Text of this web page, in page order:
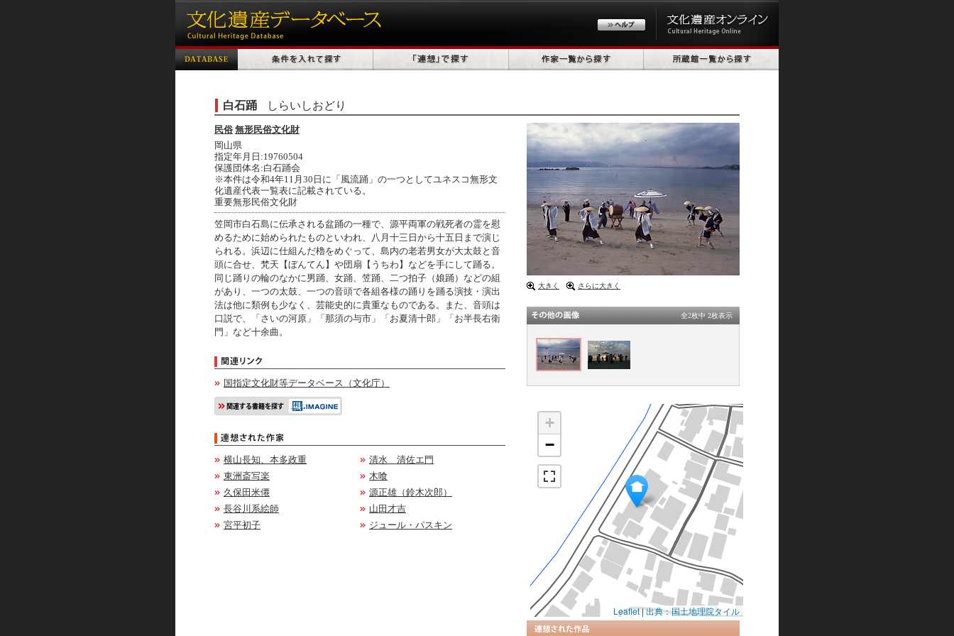
白石踊 しらいしおどり
民俗 無形民俗文化財
岡山県
指定年月日:19760504
保護団体名:白石踊会
※本件は令和4年11月30日に「風流踊」の一つとしてユネスコ無形文
化遺産代表一覧表に記載されている。
重要無形民俗文化財
笠岡市白石島に伝承される盆踊の一種で、源平両軍の戦死者の霊を慰
めるために始められたものといわれ、八月十三日から十五日まで演じ
られる。浜辺に仕組んだ櫓をめぐって、島内の老若男女が大太鼓と音
頭に合せ、梵天【ぼんてん】や団扇【うちわ】などを手にして踊る。
同じ踊りの輪のなかに男踊、女踊、笠踊、二つ拍子（娘踊）などの組
があり、一つの太鼓、一つの音頭で各組各様の踊りを踊る演技・演出
法は他に類例も少なく、芸能史的に貴重なものである。また、音頭は
口説で、「さいの河原」「那須の与市」「お夏清十郎」「お半長右衛
門」など十余曲。
国指定文化財等データベース（文化庁）
横山長知、本多政重
清水 清佐エ門
東洲斎写楽
木喰
久保田米僊
源正雄（鈴木次郎）
長谷川系絵師
山田才吉
宮平初子
ジュール・パスキン
大きく さらに大きく
全2枚中 2枚表示
+
−
Leaflet|出典：国土地理院タイル